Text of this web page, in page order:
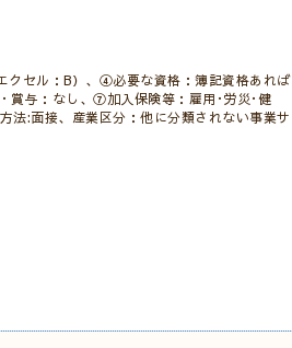
セル：B）、④必要な資格：簿記資格あれば
与：なし、⑦加入保険等：雇用･労災･健
:面接、産業区分：他に分類されない事業サ